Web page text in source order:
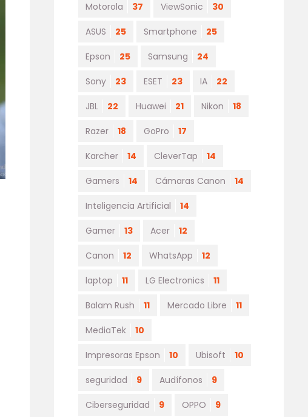
Motorola 37 ViewSonic 30
ASUS 25 Smartphone 25
Epson 25 Samsung 24
Sony 23 ESET 23 IA 22
JBL 22 Huawei 21 Nikon 18
Razer 18 GoPro 17
Karcher 14 CleverTap 14
Gamers 14 Cámaras Canon 14
Inteligencia Artificial 14
Gamer 13 Acer 12
Canon 12 WhatsApp 12
laptop 11 LG Electronics 11
Balam Rush 11 Mercado Libre 11
MediaTek 10
Impresoras Epson 10 Ubisoft 10
seguridad 9 Audífonos 9
Ciberseguridad 9 OPPO 9